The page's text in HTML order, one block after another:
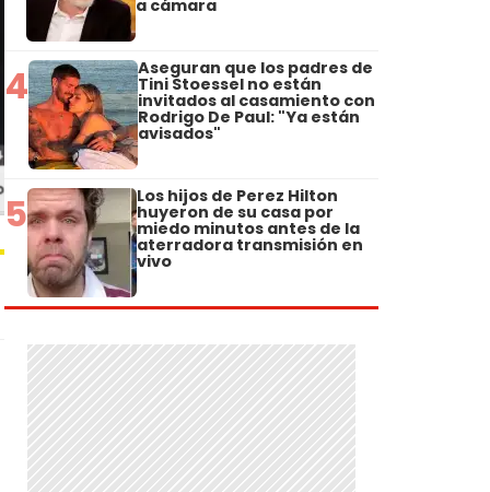
a cámara
4 Aseguran que los padres de
Tini Stoessel no están
invitados al casamiento con
Rodrigo De Paul: "Ya están
avisados"
5 Los hijos de Perez Hilton
huyeron de su casa por
miedo minutos antes de la
aterradora transmisión en
vivo